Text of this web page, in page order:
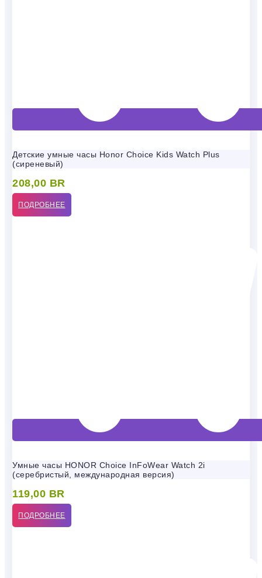
Детские умные часы Honor Choice Kids Watch Plus
(сиреневый)
208,00 BR
ПОДРОБНЕЕ
Умные часы HONOR Choice InFoWear Watch 2i
(серебристый, международная версия)
119,00 BR
ПОДРОБНЕЕ